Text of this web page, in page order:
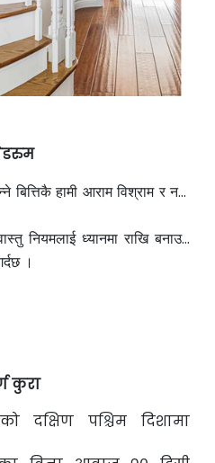
हामी आराम विश्राम र नयाँ
नियमलाई ध्यानमा राखि बनाउन
निवास गर्ने मानिस
।
कुरा
दक्षिण पश्चिम दिशामा